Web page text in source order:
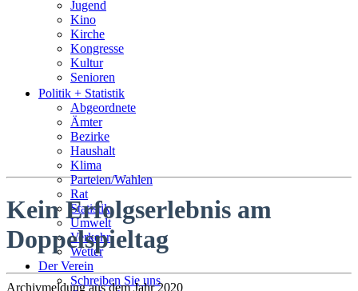
Jugend
Kino
Kirche
Kongresse
Kultur
Senioren
Stadtführer
Straßen
Politik + Statistik
Abgeordnete
Ämter
Bezirke
Haushalt
Klima
Parteien/Wahlen
Rat
Statistik
Umwelt
Verkehr
Wetter
Der Verein
Schreiben Sie uns
Kein Erfolgserlebnis am
Doppelspieltag
Archivmeldung aus dem Jahr 2020